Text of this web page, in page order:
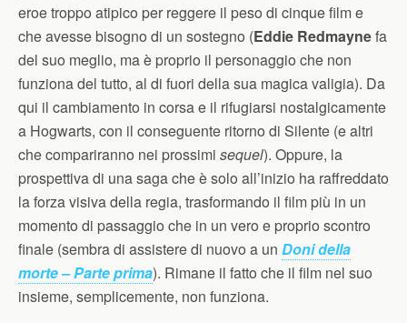
eroe troppo atipico per reggere il peso di cinque film e
che avesse bisogno di un sostegno (Eddie Redmaynefa
del suo meglio, ma è proprio il personaggio che non
funziona del tutto, al di fuori della sua magica valigia). Da
qui il cambiamento in corsa e il rifugiarsi nostalgicamente
a Hogwarts, con il conseguente ritorno di Silente (e altri
che compariranno nei prossimi sequel). Oppure, la
prospettiva di una saga che è solo all’inizio ha raffreddato
la forza visiva della regia, trasformando il film più in un
momento di passaggio che in un vero e proprio scontro
finale (sembra di assistere di nuovo a un Doni della
morte – Parte prima). Rimane il fatto che il film nel suo
insieme, semplicemente, non funziona.